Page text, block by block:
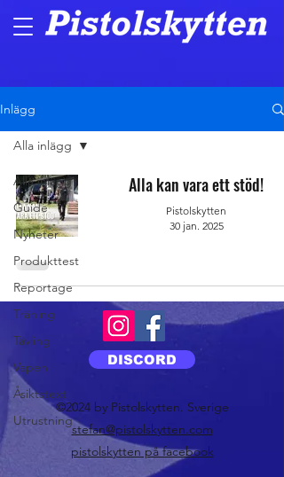
Inlägg
Alla inlägg
Guide
Nyheter
Produkttest
Reportage
Träning
Tävling
Vapen
Åsiktstext
Utrustning
Alla inlägg
Alla kan vara ett stöd!
Pistolskytten
30 jan. 2025
DISCORD
©2024 by Pistolskytten. Sverige
stefan@pistolskytten.com
pistolskytten på facebook